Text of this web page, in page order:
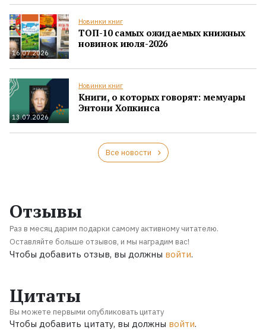
16.07.2026
Новинки книг
ТОП-10 самых ожидаемых книжных
новинок июля-2026
13.07.2026
Новинки книг
Книги, о которых говорят: мемуары
Энтони Хопкинса
Все новости
Отзывы
Раз в месяц дарим подарки самому активному читателю.
Оставляйте больше отзывов, и мы наградим вас!
Чтобы добавить отзыв, вы должны войти.
Цитаты
Вы можете первыми опубликовать цитату
Чтобы добавить цитату, вы должны войти.